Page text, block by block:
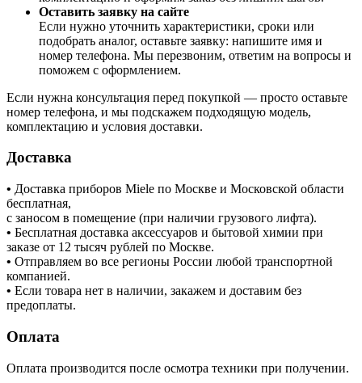
Оставить заявку на сайте
Если нужно уточнить характеристики, сроки или
подобрать аналог, оставьте заявку: напишите имя и
номер телефона. Мы перезвоним, ответим на вопросы и
поможем с оформлением.
Если нужна консультация перед покупкой — просто оставьте
номер телефона, и мы подскажем подходящую модель,
комплектацию и условия доставки.
Доставка
• Доставка приборов Miele по Москве и Московской области
бесплатная,
с заносом в помещение (при наличии грузового лифта).
• Бесплатная доставка аксессуаров и бытовой химии при
заказе от 12 тысяч рублей по Москве.
• Отправляем во все регионы России любой транспортной
компанией.
• Если товара нет в наличии, закажем и доставим без
предоплаты.
Оплата
Оплата производится после осмотра техники при получении.